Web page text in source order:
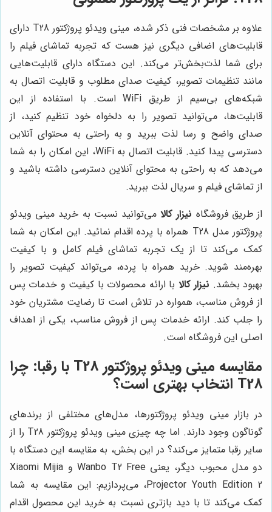
علاوه بر مشخصات فنی ذکر شده، مینی ویدئو پروژکتور T28 دارای
قابلیت‌های اضافی دیگری نیز هست که تجربه تماشای فیلم را
برای شما لذت‌بخش‌تر می‌کند. این دستگاه دارای قابلیت‌هایی
مانند تنظیمات تصویر، کیفیت صدای مطلوب و قابلیت اتصال به
شبکه‌های بی‌سیم از طریق WiFi است. با استفاده از این
قابلیت‌ها، می‌توانید تصویر را به دلخواه خود تنظیم کنید، از
صدای واضح و رسا لذت ببرید و به راحتی به محتوای آنلاین
دسترسی پیدا کنید. قابلیت اتصال به WiFi، این امکان را به شما
می‌دهد که به راحتی به محتوای آنلاین دسترسی داشته باشید و
از تماشای فیلم و سریال لذت ببرید.
از طریق فروشگاه نیزار کالامی‌توانید نسبت به خرید مینی ویدئو
پروژکتور مدل T28 همراه با پرده اقدام نمائید. این امکان به شما
کمک می‌کند تا از یک تجربه تماشای فیلم کامل و با کیفیت
بهره‌مند شوید. خرید همراه با پرده، می‌تواند کیفیت تصویر را
بهبود بخشد. نیزار کالا با ارائه محصولات با کیفیت و خدمات پس
از فروش مناسب، همواره در تلاش است تا رضایت مشتریان خود
را جلب کند. ارائه خدمات پس از فروش مناسب، یکی از اهداف
اصلی این فروشگاه است.
مقایسه مینی ویدئو پروژکتور T28 با رقبا: چرا
T28 انتخاب بهتری است؟
در بازار مینی ویدئو پروژکتورها، مدل‌های مختلفی از برندهای
گوناگون وجود دارند. اما چه چیزی مینی ویدئو پروژکتور T28 را از
سایر رقبا متمایز می‌کند؟ در این بخش، به مقایسه این دستگاه با
دو مدل محبوب دیگر، یعنی Wanbo T2 Free و Xiaomi Mijia
Projector Youth Edition 2، می‌پردازیم: این مقایسه به شما
کمک می‌کند تا با دید بازتری نسبت به خرید این محصول اقدام